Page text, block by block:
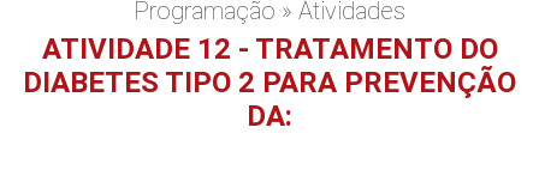
Programação » Atividades
ATIVIDADE 12 - TRATAMENTO DO
DIABETES TIPO 2 PARA PREVENÇÃO
DA: